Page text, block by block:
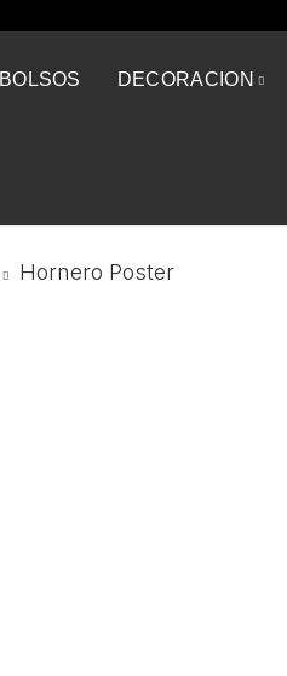
BOLSOS DECORACION
Hornero Poster